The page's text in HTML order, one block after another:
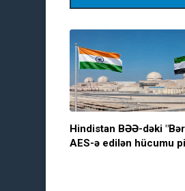
Hindistan BƏƏ-dəki
AES-ə edilən hücumu